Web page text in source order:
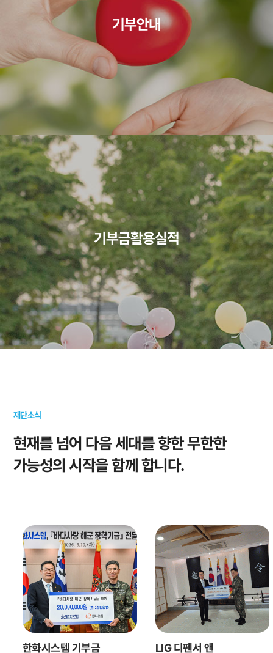
기부안내
기부금활용실적
재단소식
현재를 넘어 다음 세대를 향한무한한
가능성의 시작을 함께 합니다.
LIG 디펜서 앤
바다사랑 해군 장학기금